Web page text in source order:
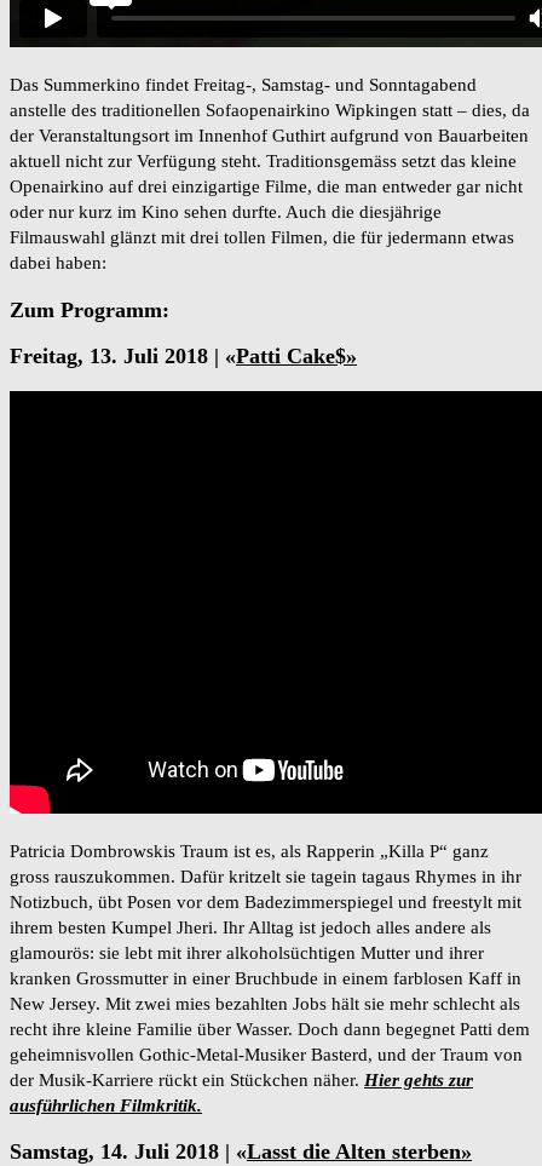
Das Summerkino findet Freitag-, Samstag- und Sonntagabend
anstelle des traditionellen Sofaopenairkino Wipkingen statt – dies, da
der Veranstaltungsort im Innenhof Guthirt aufgrund von Bauarbeiten
aktuell nicht zur Verfügung steht. Traditionsgemäss setzt das kleine
Openairkino auf drei einzigartige Filme, die man entweder gar nicht
oder nur kurz im Kino sehen durfte. Auch die diesjährige
Filmauswahl glänzt mit drei tollen Filmen, die für jedermann etwas
dabei haben:
Zum Programm:
Freitag, 13. Juli 2018 | «Patti Cake$»
Patricia Dombrowskis Traum ist es, als Rapperin „Killa P“ ganz
gross rauszukommen. Dafür kritzelt sie tagein tagaus Rhymes in ihr
Notizbuch, übt Posen vor dem Badezimmerspiegel und freestylt mit
ihrem besten Kumpel Jheri. Ihr Alltag ist jedoch alles andere als
glamourös: sie lebt mit ihrer alkoholsüchtigen Mutter und ihrer
kranken Grossmutter in einer Bruchbude in einem farblosen Kaff in
New Jersey. Mit zwei mies bezahlten Jobs hält sie mehr schlecht als
recht ihre kleine Familie über Wasser. Doch dann begegnet Patti dem
geheimnisvollen Gothic-Metal-Musiker Basterd, und der Traum von
der Musik-Karriere rückt ein Stückchen näher. Hier gehts zur
ausführlichen Filmkritik.
Samstag, 14. Juli 2018 | «Lasst die Alten sterben»